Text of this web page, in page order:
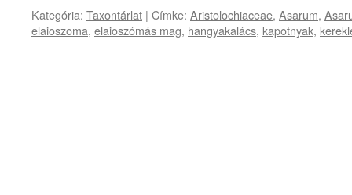
Kategória: Taxontárlat | Címke: Aristolochiaceae, Asarum,
elaioszoma, elaioszómás mag, hangyakalács, kapotnyak,